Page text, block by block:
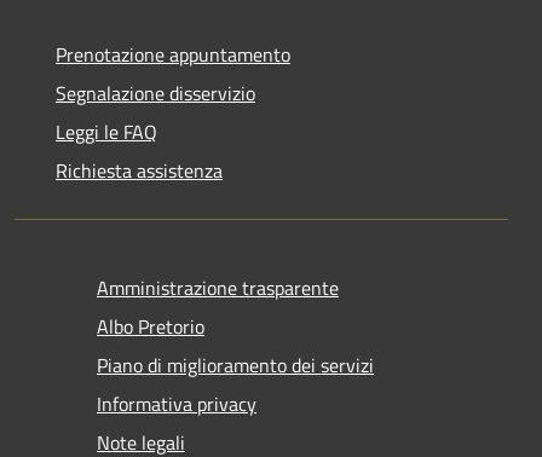
Prenotazione appuntamento
Segnalazione disservizio
Leggi le FAQ
Richiesta assistenza
Amministrazione trasparente
Albo Pretorio
Piano di miglioramento dei servizi
Informativa privacy
Note legali